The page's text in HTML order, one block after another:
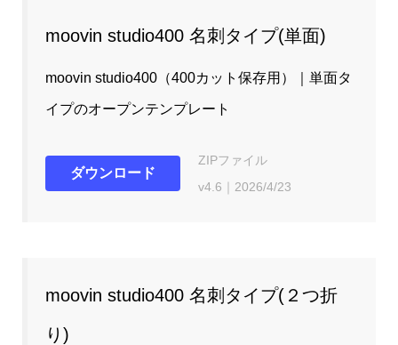
moovin studio400 名刺タイプ(単面)
moovin studio400（400カット保存用）｜単面タ
イプのオープンテンプレート
ダウンロード
ZIPファイル
v4.6｜2026/4/23
moovin studio400 名刺タイプ(２つ折
り)